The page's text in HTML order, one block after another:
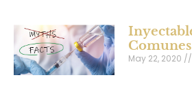
Comunes
May 22, 2020